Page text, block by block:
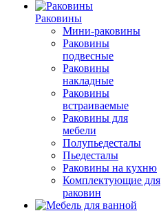
Раковины
Мини-раковины
Раковины
подвесные
Раковины
накладные
Раковины
встраиваемые
Раковины для
мебели
Полупьедесталы
Пьедесталы
Раковины на кухню
Комплектующие для
раковин